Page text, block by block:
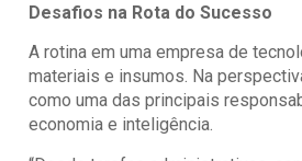
Desafios na Rota do Sucesso
A rotina em uma empresa de
materiais e insumos. Na
como uma das principais
economia e inteligência.